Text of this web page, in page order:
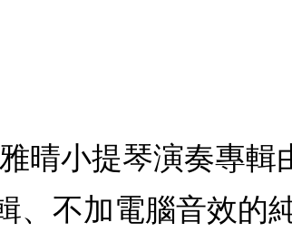
晴小提琴演奏專輯
、不加電腦音效的